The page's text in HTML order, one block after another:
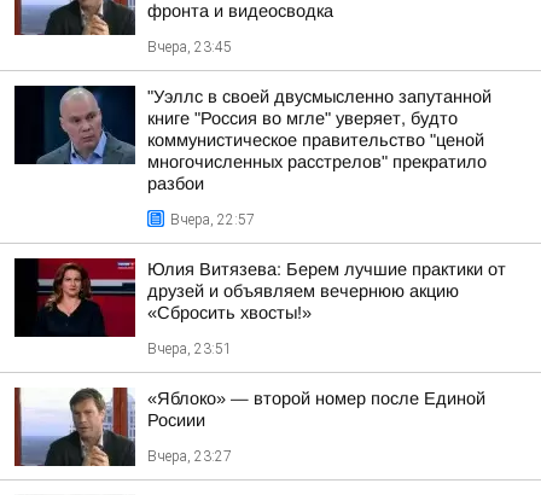
фронта и видеосводка
Вчера, 23:45
"Уэллс в своей двусмысленно запутанной
книге "Россия во мгле" уверяет, будто
коммунистическое правительство "ценой
многочисленных расстрелов" прекратило
разбои
Вчера, 22:57
Юлия Витязева: Берем лучшие практики от
друзей и объявляем вечернюю акцию
«Сбросить хвосты!»
Вчера, 23:51
«Яблоко» — второй номер после Единой
Росиии
Вчера, 23:27